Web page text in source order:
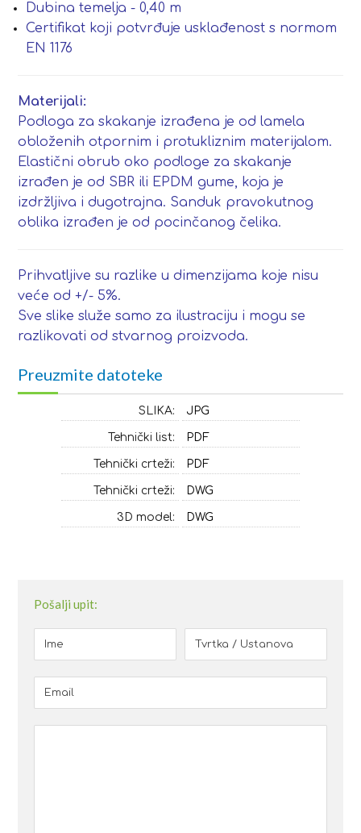
Dubina temelja - 0,40 m
Certifikat koji potvrđuje usklađenost s normom
EN 1176
Materijali:
Podloga za skakanje izrađena je od lamela
obloženih otpornim i protukliznim materijalom.
Elastični obrub oko podloge za skakanje
izrađen je od SBR ili EPDM gume, koja je
izdržljiva i dugotrajna. Sanduk pravokutnog
oblika izrađen je od pocinčanog čelika.
Prihvatljive su razlike u dimenzijama koje nisu
veće od +/- 5%.
Sve slike služe samo za ilustraciju i mogu se
razlikovati od stvarnog proizvoda.
Preuzmite datoteke
SLIKA: JPG
Tehnički list: PDF
Tehnički crteži: PDF
Tehnički crteži: DWG
3D model: DWG
Pošalji upit: